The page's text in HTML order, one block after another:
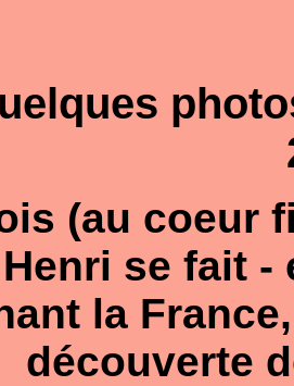
(au coeur
Henri se fait -
la
découverte